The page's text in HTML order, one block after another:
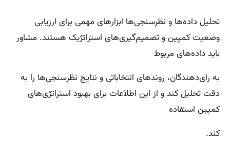
تحلیل داده‌ها و نظرسنجی‌ها ابزارهای مهمی برای ارزیابی
وضعیت کمپین و تصمیم‌گیری‌های استراتژیک هستند. مشاور
باید داده‌های مربوط
به رای‌دهندگان، روندهای انتخاباتی و نتایج نظرسنجی‌ها را به
دقت تحلیل کند و از این اطلاعات برای بهبود استراتژی‌های
کمپین استفاده
کند.